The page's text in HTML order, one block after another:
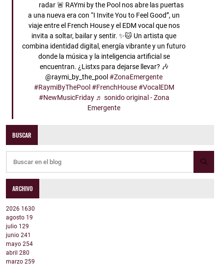
radar 🚨 RAYmi by the Pool nos abre las puertas
a una nueva era con “I Invite You to Feel Good”, un
viaje entre el French House y el EDM vocal que nos
invita a soltar, bailar y sentir. ✨🐱 Un artista que
combina identidad digital, energía vibrante y un futuro
donde la música y la inteligencia artificial se
encuentran. ¿Listxs para dejarse llevar? 🎶
@raymi_by_the_pool#ZonaEmergente
#RaymiByThePool #FrenchHouse #VocalEDM
#NewMusicFriday ♬ sonido original - Zona
Emergente
BUSCAR
ARCHIVO
2026 1630
agosto 19
julio 129
junio 241
mayo 254
abril 280
marzo 259